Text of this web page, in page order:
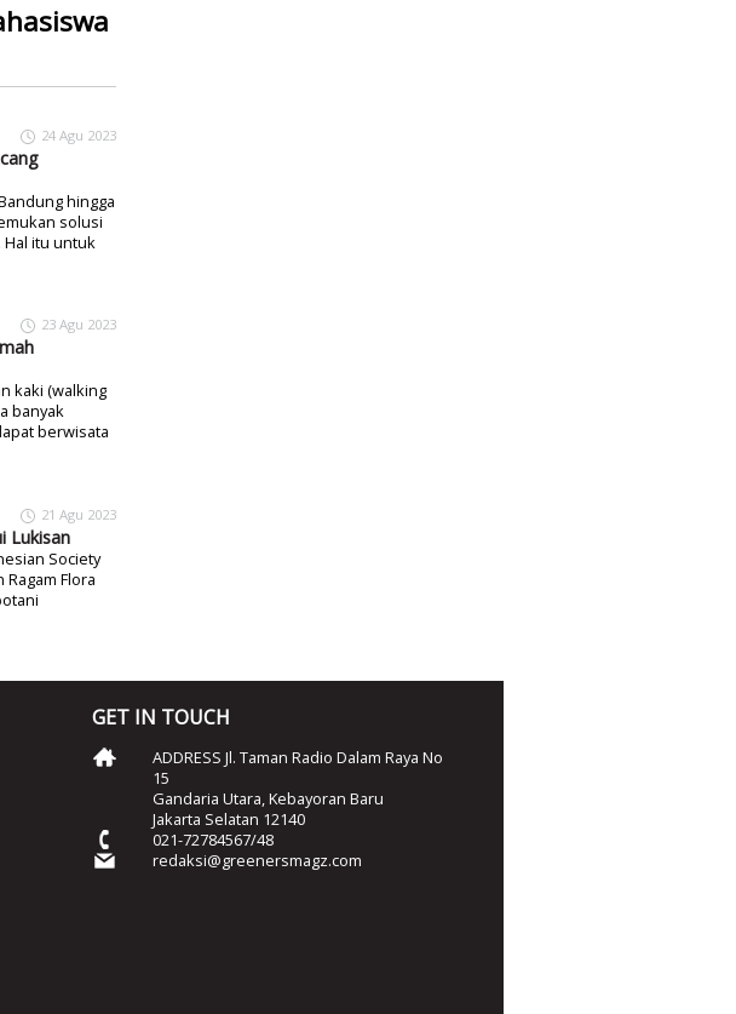
24 Agu 2023
hingga
solusi
itu untuk
23 Agu 2023
kaki (walking
banyak
berwisata
21 Agu 2023
Lukisan
Society
Flora
GET IN TOUCH
ADDRESS Jl. Taman Radio Dalam Raya No
15
Gandaria Utara, Kebayoran Baru
Jakarta Selatan 12140
021-72784567/48
redaksi@greenersmagz.com